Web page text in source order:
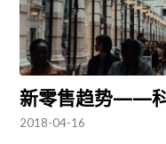
新零售趋势——
2018-04-16